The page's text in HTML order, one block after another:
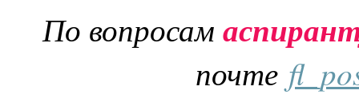
По вопросам
почте